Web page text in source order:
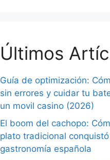
Últimos
Guía de optimización:
sin errores y cuidar tu
un movil casino (2026)
El boom del cachopo:
plato tradicional
gastronomía española